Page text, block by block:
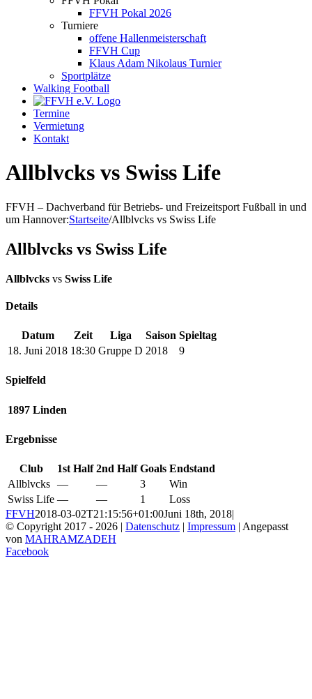
FFVH Pokal 2026
Turniere
offene Hallenmeisterschaft
FFVH Cup
Klaus Adam Nikolaus Turnier
Sportplätze
Walking Football
Termine
Vermietung
Kontakt
Allblvcks vs Swiss Life
FFVH – Dachverband für Betriebs- und Freizeitsport Fußball in und
um Hannover:Startseite/Allblvcks vs Swiss Life
Allblvcks vs Swiss Life
Allblvcks vs Swiss Life
Details
Datum Zeit Liga Saison Spieltag
18. Juni 2018 18:30 Gruppe D 2018 9
Spielfeld
1897 Linden
Ergebnisse
Club 1st Half 2nd Half Goals Endstand
Allblvcks — — 3
Win
Swiss Life — — 1
Loss
FFVH2018-03-02T21:15:56+01:00Juni 18th, 2018|
© Copyright 2017 - 2026 | Datenschutz | Impressum | Angepasst
von MAHRAMZADEH
Facebook